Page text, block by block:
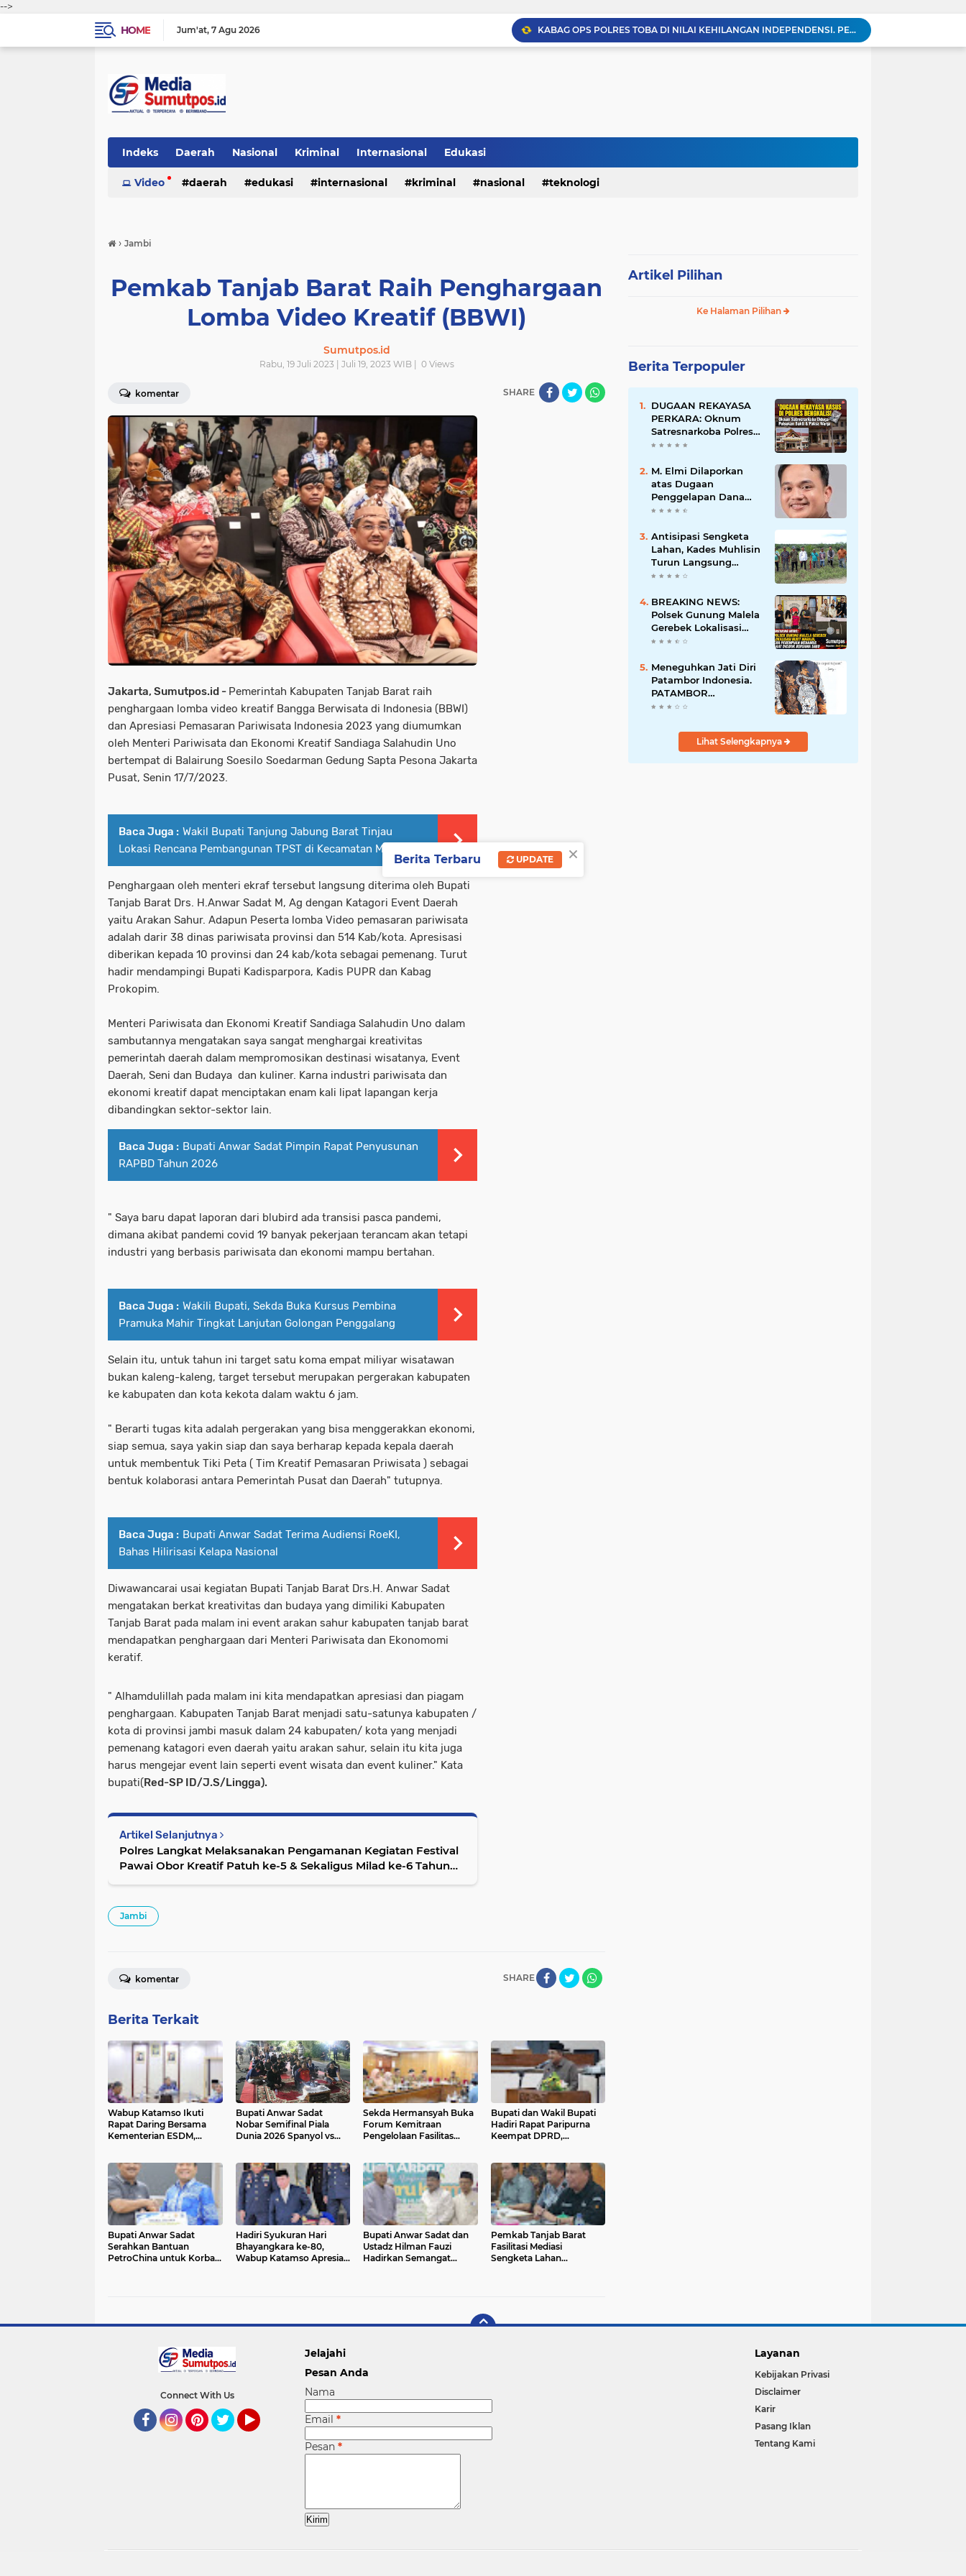
-->
HOME
Jum'at 7 Agu 2026
KABAG OPS POLRES TOBA DI NILAI KEHILANGAN INDEPENDENSI. PENGAMANAN PENEMBOKAN TANAH DI LAGUBOTI DAPAT SOROTAN.
BREAKING NEWS: Polsek Gunung Malela Gerebek Lokalisasi Bukit Maraja, Dua Perempuan Menangis Saat Diciduk Bersama Sabu
‎Wakil Bupati Audiensi dengan Wamenaker RI, Dorong Penguatan SDM dan Perlindungan Pekerja di Tanjung Jabung Barat ‎ ‎
Indeks Daerah Nasional Kriminal Internasional Edukasi
Video daerah edukasi internasional kriminal nasional teknologi
› Jambi
Pemkab Tanjab Barat Raih Penghargaan
Lomba Video Kreatif (BBWI)
Sumutpos.id
Rabu, 19 Juli 2023 | Juli 19, 2023 WIB | 0Views
komentar SHARE
Jakarta, Sumutpos.id - Pemerintah Kabupaten Tanjab Barat raih
penghargaan lomba video kreatif Bangga Berwisata di Indonesia (BBWI)
dan Apresiasi Pemasaran Pariwisata Indonesia 2023 yang diumumkan
oleh Menteri Pariwisata dan Ekonomi Kreatif Sandiaga Salahudin Uno
bertempat di Balairung Soesilo Soedarman Gedung Sapta Pesona Jakarta
Pusat, Senin 17/7/2023.
Baca Juga : Wakil Bupati Tanjung Jabung Barat Tinjau
Lokasi Rencana Pembangunan TPST di Kecamatan Merlung
Penghargaan oleh menteri ekraf tersebut langsung diterima oleh Bupati
Tanjab Barat Drs. H.Anwar Sadat M, Ag dengan Katagori Event Daerah
yaitu Arakan Sahur. Adapun Peserta lomba Video pemasaran pariwisata
adalah darir 38 dinas pariwisata provinsi dan 514 Kab/kota. Apresisasi
diberikan kepada 10 provinsi dan 24 kab/kota sebagai pemenang. Turut
hadir mendampingi Bupati Kadisparpora, Kadis PUPR dan Kabag
Prokopim.
Menteri Pariwisata dan Ekonomi Kreatif Sandiaga Salahudin Uno dalam
sambutannya mengatakan saya sangat menghargai kreativitas
pemerintah daerah dalam mempromosikan destinasi wisatanya, Event
Daerah, Seni dan Budaya dan kuliner. Karna industri pariwisata dan
ekonomi kreatif dapat menciptakan enam kali lipat lapangan kerja
dibandingkan sektor-sektor lain.
Baca Juga : Bupati Anwar Sadat Pimpin Rapat Penyusunan
RAPBD Tahun 2026
" Saya baru dapat laporan dari blubird ada transisi pasca pandemi,
dimana akibat pandemi covid 19 banyak pekerjaan terancam akan tetapi
industri yang berbasis pariwisata dan ekonomi mampu bertahan.
Baca Juga : Wakili Bupati, Sekda Buka Kursus Pembina
Pramuka Mahir Tingkat Lanjutan Golongan Penggalang
Selain itu, untuk tahun ini target satu koma empat miliyar wisatawan
bukan kaleng-kaleng, target tersebut merupakan pergerakan kabupaten
ke kabupaten dan kota kekota dalam waktu 6 jam.
" Berarti tugas kita adalah pergerakan yang bisa menggerakkan ekonomi,
siap semua, saya yakin siap dan saya berharap kepada kepala daerah
untuk membentuk Tiki Peta ( Tim Kreatif Pemasaran Priwisata ) sebagai
bentuk kolaborasi antara Pemerintah Pusat dan Daerah" tutupnya.
Baca Juga : Bupati Anwar Sadat Terima Audiensi RoeKI,
Bahas Hilirisasi Kelapa Nasional
Diwawancarai usai kegiatan Bupati Tanjab Barat Drs.H. Anwar Sadat
mengatakan berkat kreativitas dan budaya yang dimiliki Kabupaten
Tanjab Barat pada malam ini event arakan sahur kabupaten tanjab barat
mendapatkan penghargaan dari Menteri Pariwisata dan Ekonomomi
keratif.
" Alhamdulillah pada malam ini kita mendapatkan apresiasi dan piagam
penghargaan. Kabupaten Tanjab Barat menjadi satu-satunya kabupaten /
kota di provinsi jambi masuk dalam 24 kabupaten/ kota yang menjadi
pemenang katagori even daerah yaitu arakan sahur, selain itu kita juga
harus mengejar event lain seperti event wisata dan event kuliner." Kata
bupati(Red-SP ID/J.S/Lingga).
Artikel Selanjutnya
Polres Langkat Melaksanakan Pengamanan Kegiatan Festival
Pawai Obor Kreatif Patuh ke-5 & Sekaligus Milad ke-6 Tahun
Jambi
SHARE
komentar
Berita Terkait
Wabup Katamso Ikuti
Rapat Daring Bersama
Kementerian ESDM,
Program Jargas APBN
Bupati Anwar Sadat
Nobar Semifinal Piala
Dunia 2026 Spanyol vs
Sekda Hermansyah Buka
Forum Kemitraan
Pengelolaan Fasilitas
Bupati dan Wakil Bupati
Hadiri Rapat Paripurna
Keempat DPRD,
APBD 2025 Disetujui
Bersama
Bupati Anwar Sadat
Serahkan Bantuan
PetroChina untuk Korban
Hadiri Syukuran Hari
Bhayangkara ke-80,
Wabup Katamso Apresiasi
Bupati Anwar Sadat dan
Ustadz Hilman Fauzi
Hadirkan Semangat
Pemkab Tanjab Barat
Fasilitasi Mediasi
Sengketa Lahan
Artikel Pilihan
Ke Halaman Pilihan
Berita Terpopuler
DUGAAN REKAYASA
PERKARA: Oknum
Satresnarkoba Polres
Bengkalis Diduga
Hingga Paksa Warga
Hadir di TKP
M. Elmi Dilaporkan
atas Dugaan
Penggelapan Dana
Pensiunan Guru dan
Pastikan Proses
Hukum Berjalan
Antisipasi Sengketa
Lahan, Kades Muhlisin
Turun Langsung
Tinjau Batas Wilayah
Diserobot PT Jatim
Jaya Perkasa
BREAKING NEWS:
Polsek Gunung Malela
Gerebek Lokalisasi
Bukit Maraja, Dua
Saat Diciduk Bersama
Sabu
Meneguhkan Jati Diri
Patambor Indonesia.
PATAMBOR
INDONESIA Akan
Jakarta.
Lihat Selengkapnya
Connect With Us
Jelajahi
Pesan Anda
Nama
Email *
Pesan *
Layanan
Kebijakan Privasi
Disclaimer
Karir
Pasang Iklan
Tentang Kami
×
Berita Terbaru UPDATE